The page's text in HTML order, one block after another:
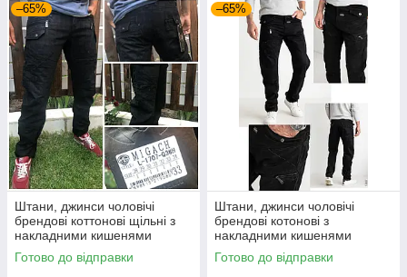
–65%
Штани, джинси чоловічі
брендові коттонові щільні з
накладними кишенями
"карго" MIGACH, Туреччина
Готово до відправки
–65%
Штани, джинси чоловічі
брендові котонові з
накладними кишенями
"карго" MIGACH, Туреччина
Готово до відправки